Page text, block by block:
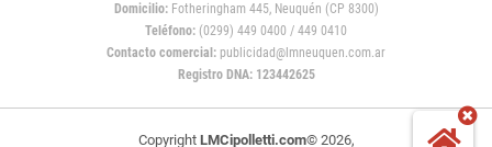
Domicilio:Fotheringham 445, Neuquén (CP 8300)
Teléfono: (0299) 449 0400 / 449 0410
Contacto comercial: publicidad@lmneuquen.com.ar
Registro DNA: 123442625
Copyright LMCipolletti.com© 2026,